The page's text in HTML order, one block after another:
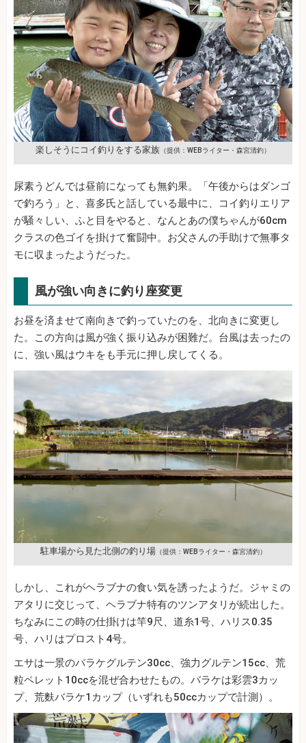
楽しそうにコイ釣りをする家族 （提供：WEBライター・森宮清釣）
尿素うどんでは昼前になっても無釣果。「午後からはダンゴ
で釣ろう」と、喜多氏と話している最中に、コイ釣りエリア
が騒々しい、ふと目をやると、なんとあの僕ちゃんが60cm
クラスの色ゴイを掛けて奮闘中。お父さんの手助けで無事タ
モに収まったようだった。
風が強い向きに釣り座変更
お昼を済ませて南向きで釣っていたのを、北向きに変更し
た。この方向は風が強く振り込みが困難だ。台風は去ったの
に、強い風はウキをも手元に押し戻してくる。
駐車場から見た北側の釣り場（提供：WEBライター・森宮清釣）
しかし、これがヘラブナの食い気を誘ったようだ。ジャミの
アタリに交じって、ヘラブナ特有のツンアタリが続出した。
ちなみにこの時の仕掛けは竿9尺、道糸1号、ハリス0.35
号、ハリはプロスト4号。
エサは一景のバラケグルテン30cc、強力グルテン15cc、荒
粒ペレット10ccを混ぜ合わせたもの。バラケは彩雲3カッ
プ、荒麩バラケ1カップ（いずれも50ccカップで計測）。